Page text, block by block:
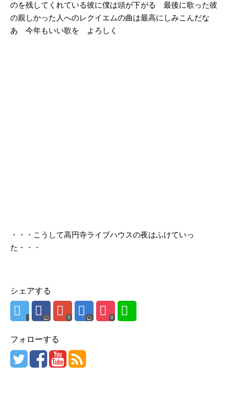
のを残してくれている彼に僕は頭が下がる 最後に歌った彼
の親しかった人へのレクイエムの曲は最高にしみこんだな
あ 今年もいい歌を よろしく
・・・こうして高円寺ライブハウスの夜はふけていっ
た・・・
シェアする
0 0
フォローする